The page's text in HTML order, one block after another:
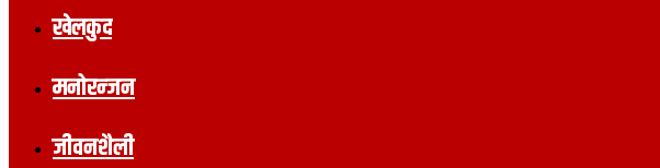
खेलकुद
मनोरन्जन
जीवनशैली